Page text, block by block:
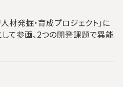
材発掘・育成プロジェクト」に
て参画、2つの開発課題で異能